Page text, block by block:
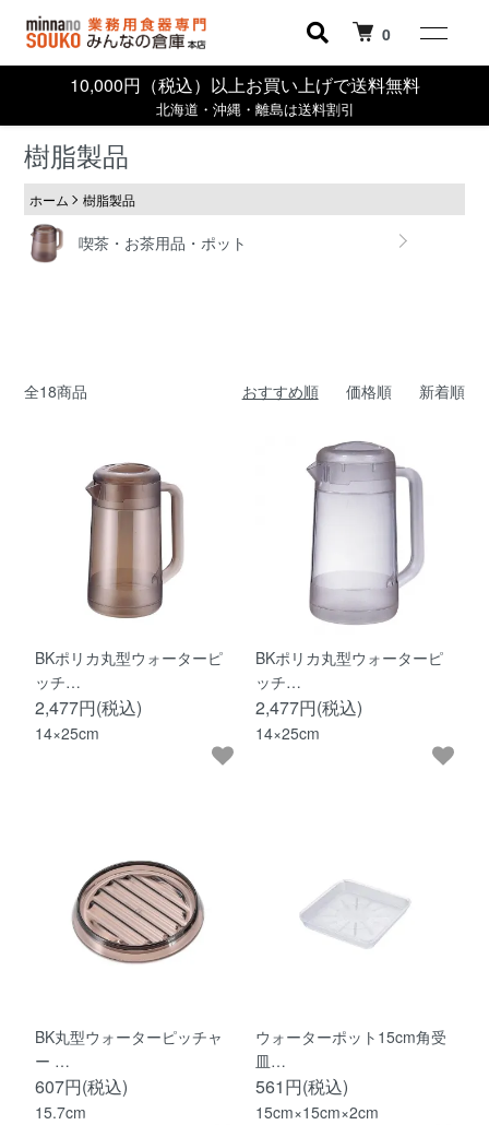
0
10,000円（税込）以上お買い上げで送料無料
北海道・沖縄・離島は送料割引
樹脂製品
ホーム 樹脂製品
カテゴリー一覧
喫茶・お茶用品・ポット
全18商品 おすすめ順 価格順 新着順
BKポリカ丸型ウォーターピ
ッチ…
2,477円(税込)
14×25cm
BKポリカ丸型ウォーターピ
ッチ…
2,477円(税込)
14×25cm
BK丸型ウォーターピッチャ
ー …
607円(税込)
15.7cm
ウォーターポット15cm角受
皿…
561円(税込)
15cm×15cm×2cm